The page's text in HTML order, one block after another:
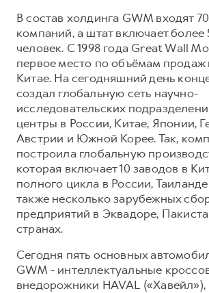
В состав холдинга GWM входят
компаний, а штат включает более
человек. С 1998 года Great Wall
первое место по объёмам продаж
Китае. На сегодняшний день
создал глобальную сеть научно-
исследовательских
центры в России, Китае, Японии,
Австрии и Южной Корее. Так,
построила глобальную
которая включает 10 заводов в
полного цикла в России,
также несколько зарубежных
предприятий в Эквадоре,
странах.
Сегодня пять основных
GWM - интеллектуальные
внедорожники HAVAL